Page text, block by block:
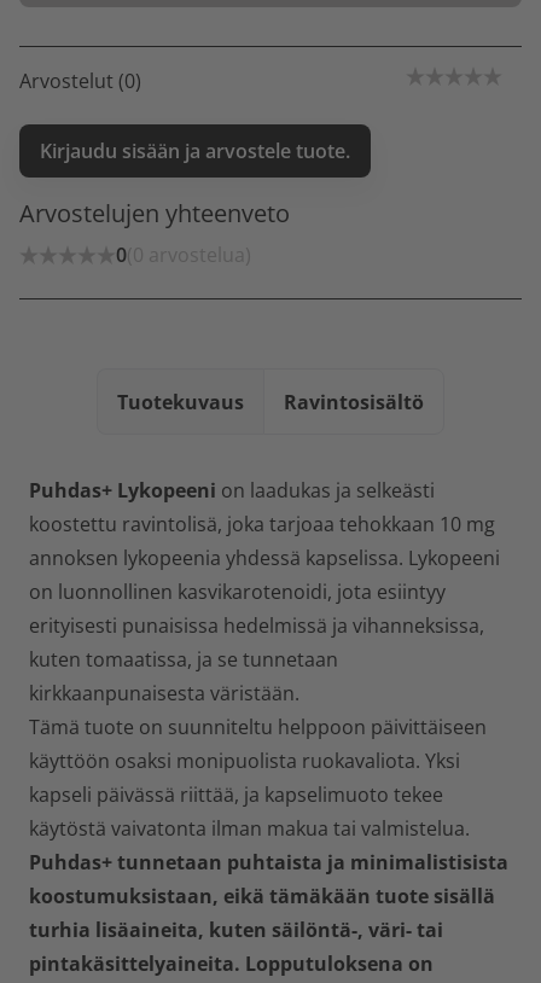
Arvostelut (0)
Kirjaudu sisään ja arvostele tuote.
Arvostelujen yhteenveto
0(0 arvostelua)
Tuotekuvaus Ravintosisältö
Puhdas+ Lykopeeni on laadukas ja selkeästi
koostettu ravintolisä, joka tarjoaa tehokkaan 10 mg
annoksen lykopeenia yhdessä kapselissa. Lykopeeni
on luonnollinen kasvikarotenoidi, jota esiintyy
erityisesti punaisissa hedelmissä ja vihanneksissa,
kuten tomaatissa, ja se tunnetaan
kirkkaanpunaisesta väristään.
Tämä tuote on suunniteltu helppoon päivittäiseen
käyttöön osaksi monipuolista ruokavaliota. Yksi
kapseli päivässä riittää, ja kapselimuoto tekee
käytöstä vaivatonta ilman makua tai valmistelua.
Puhdas+ tunnetaan puhtaista ja minimalistisista
koostumuksistaan, eikä tämäkään tuote sisällä
turhia lisäaineita, kuten säilöntä-, väri- tai
pintakäsittelyaineita. Lopputuloksena on